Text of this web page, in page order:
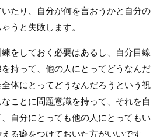
たり、自分が何を言おうかと自分の
うと失敗します。
をしておく必要はあるし、自分目線
持って、他の人にとってどうなんだ
体にとってどうなんだろうという視
ことに問題意識を持って、それを自
自分にとっても他の人にとってもい
る癖をつけておいた方がいいです